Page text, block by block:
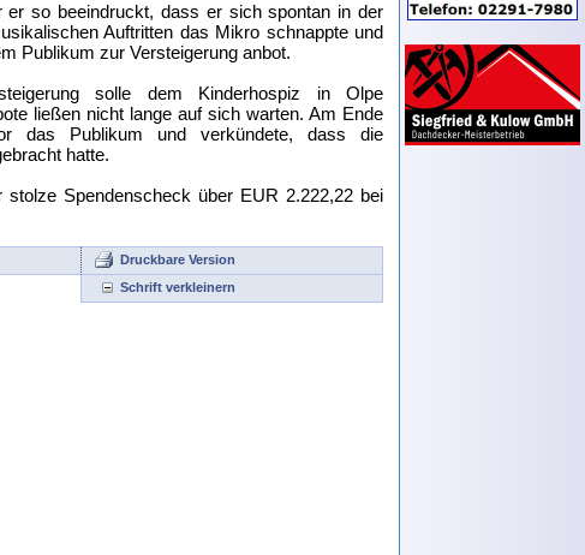
er so beeindruckt, dass er sich spontan in der
Auftritten das Mikro schnappte und
Publikum zur Versteigerung anbot.
solle dem Kinderhospiz in Olpe
ließen nicht lange auf sich warten. Am Ende
das Publikum und verkündete, dass die
hatte.
Spendenscheck über EUR 2.222,22 bei
Druckbare Version
Schrift verkleinern